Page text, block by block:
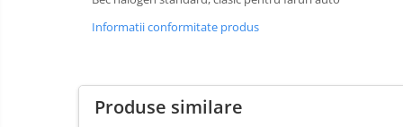
Elemente de fixare
Franghii de remorcare
Becuri de far
Sigurante auto
Informatii conformitate produs
Produse similare